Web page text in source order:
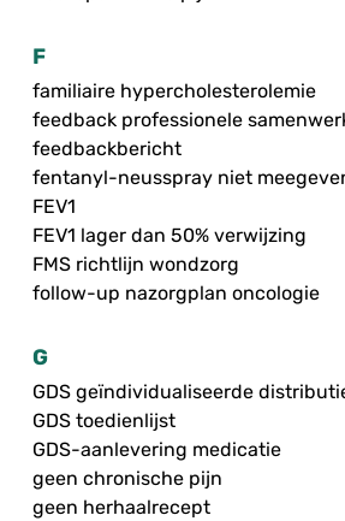
F
familiaire hypercholesterolemie
feedback professionele
feedbackbericht
fentanyl-neusspray niet
FEV1
FEV1 lager dan 50% verwijzing
FMS richtlijn wondzorg
follow-up nazorgplan oncologie
G
GDS geïndividualiseerde
GDS toedienlijst
GDS-aanlevering medicatie
geen chronische pijn
geen herhaalrecept